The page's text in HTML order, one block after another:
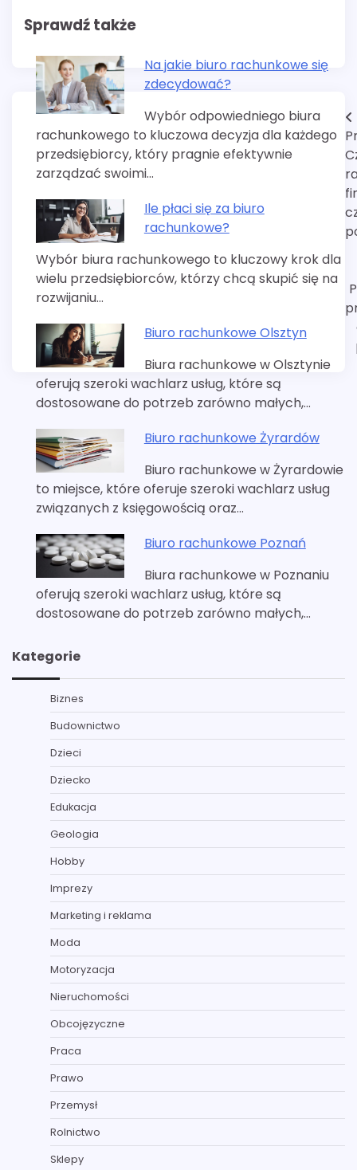
Sprawdź także
Na jakie biuro rachunkowe się
zdecydować?
Wybór odpowiedniego biura
rachunkowego to kluczowa decyzja dla każdego
przedsiębiorcy, który pragnie efektywnie
zarządzać swoimi…
Ile płaci się za biuro
rachunkowe?
Wybór biura rachunkowego to kluczowy krok dla
wielu przedsiębiorców, którzy chcą skupić się na
rozwijaniu…
Biuro rachunkowe Olsztyn
Biura rachunkowe w Olsztynie
oferują szeroki wachlarz usług, które są
dostosowane do potrzeb zarówno małych,…
Biuro rachunkowe Żyrardów
Biuro rachunkowe w Żyrardowie
to miejsce, które oferuje szeroki wachlarz usług
związanych z księgowością oraz…
Biuro rachunkowe Poznań
Biura rachunkowe w Poznaniu
oferują szeroki wachlarz usług, które są
dostosowane do potrzeb zarówno małych,…
Nawigacja
wpisu
Kategorie
Biznes
Budownictwo
Dzieci
Dziecko
Edukacja
Geologia
Hobby
Imprezy
Marketing i reklama
Moda
Motoryzacja
Nieruchomości
Obcojęzyczne
Praca
Prawo
Przemysł
Rolnictwo
Sklepy